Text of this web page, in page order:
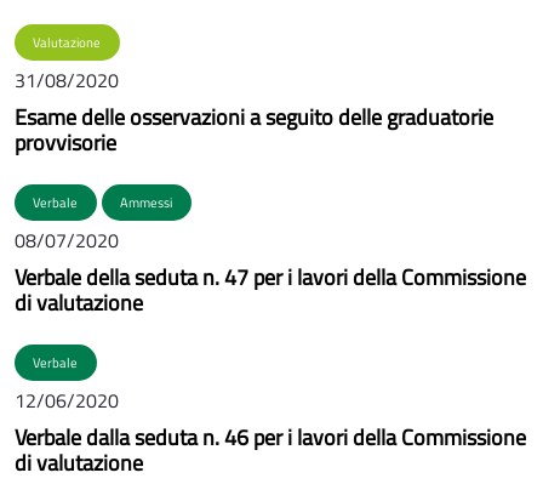
Valutazione
31/08/2020
Esame delle osservazioni a seguito delle graduatorie
provvisorie
Verbale Ammessi
08/07/2020
Verbale della seduta n. 47 per i lavori della Commissione
di valutazione
Verbale
12/06/2020
Verbale dalla seduta n. 46 per i lavori della Commissione
di valutazione